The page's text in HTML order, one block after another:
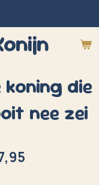
koning die
nee zei